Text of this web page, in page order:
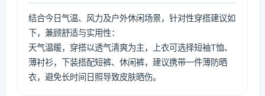
结合今日气温、风力及户外休闲场景，针对性穿搭建议如
下，兼顾舒适与实用性：
天气温暖，穿搭以透气清爽为主，上衣可选择短袖T恤、
薄衬衫，下装搭配短裤、休闲裤，建议携带一件薄防晒
衣，避免长时间日照导致皮肤晒伤。